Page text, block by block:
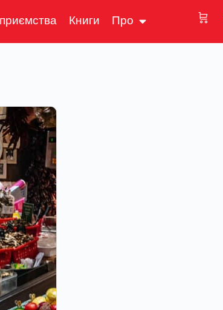
Книги Про